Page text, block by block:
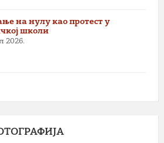
на нулу као протест у
школи
2026.